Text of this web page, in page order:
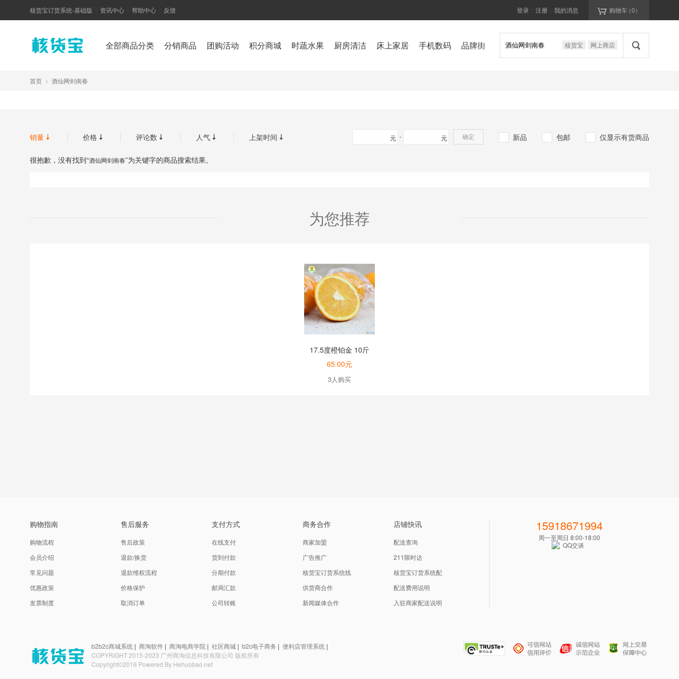
 购物车（0）
我的消息
注册
登录
核货宝订货系统-基础版 资讯中心 帮助中心 反馈
全部商品分类 分销商品 团购活动 积分商城 时蔬水果 厨房清洁 床上家居 手机数码 品牌街 核货宝 网上商店 
首页 > 酒仙网剑南春
销量  价格  评论数  人气  上架时间  新品 包邮 仅显示有货商品
元 元
- 确定
很抱歉，没有找到“酒仙网剑南春”为关键字的商品搜索结果。
为您推荐
17.5度橙铂金 10斤
65.00元
3人购买
购物指南
购物流程
会员介绍
常见问题
优惠政策
发票制度
售后服务
售后政策
退款/换货
退款维权流程
价格保护
取消订单
支付方式
在线支付
货到付款
分期付款
邮局汇款
公司转账
商务合作
商家加盟
广告推广
核货宝订货系统线
供货商合作
新闻媒体合作
店铺快讯
配送查询
211限时达
核货宝订货系统配
配送费用说明
入驻商家配送说明
15918671994
周一至周日 8:00-18:00
b2b2c商城系统 | 商淘软件 | 商淘电商学院 | 社区商城 | b2c电子商务 | 便利店管理系统 |
COPYRIGHT 2015-2023 广州商淘信息科技有限公司 版权所有
Copyright©2016 Powered By Hehuobao.net